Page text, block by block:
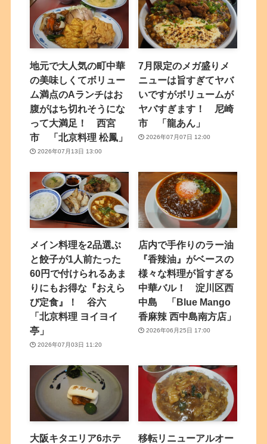
地元で大人気の町中華
の美味しくてボリュー
ム満点のAランチはお
腹がはち切れそうにな
って大満足！ 西宮
市 「北京料理 松鳳」
2026年07月13日 13:00
7月限定のメガ盛りメ
ニューは旨すぎてヤバ
いですがボリュームが
ヤバすぎます！ 尼崎
市 「龍あん」
2026年07月07日 12:00
メイン料理を2品選ぶ
と餃子が1人前たった
60円で付けられるあま
りにもお得な『おえら
び定食』！ 谷六
「北京料理 ヨイヨイ
亭」
2026年07月03日 11:20
店内で手作りのラー油
『香辣油』がベースの
様々な料理が旨すぎる
中華バル！ 淀川区西
中島 「Blue Mango
香麻辣 西中島南方店」
2026年06月25日 17:00
大阪キタエリア6ホテ
移転リニューアルオー